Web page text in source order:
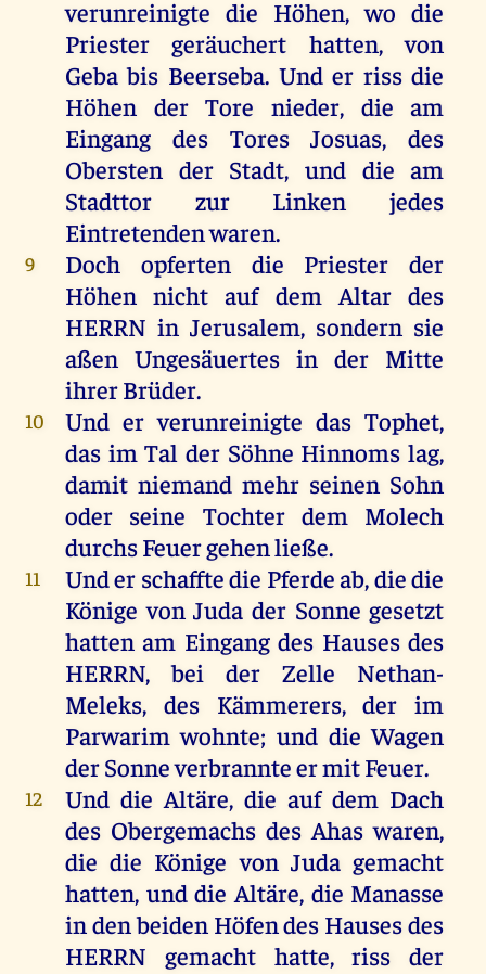
verunreinigte die Höhen,wo die
Priester
geräuchert hatten,von
Geba bis Beerseba. Und er rissdie
Höhen der Tore nieder, die am
Eingang
des Tores Josuas,des
Obersten der Stadt, und die am
Stadttor zur Linken
jedes
Eintretendenwaren.
9 Doch opferten die Priester
der
Höhen nicht auf dem Altar des
HERRN in Jerusalem, sondern sie
aßen Ungesäuertes in der Mitte
ihrerBrüder.
10 Und er verunreinigte das Tophet,
das im Tal der Söhne Hinnoms lag,
damit niemand mehr seinen Sohn
oder seine Tochter dem Molech
durchsFeuergehenließe.
11 Under schafftedie Pferdeab,diedie
Könige von Juda der Sonne gesetzt
hatten am Eingang des Hauses des
HERRN,bei der Zelle Nethan-
Meleks, des Kämmerers,der im
Parwarim wohnte; und die Wagen
derSonneverbrannteermitFeuer.
12 Und die Altäre,die auf dem Dach
desObergemachs des Ahas waren,
die die Könige von Juda gemacht
hatten, und die Altäre, die Manasse
indenbeiden Höfendes Hausesdes
HERRN
gemacht hatte, rissder